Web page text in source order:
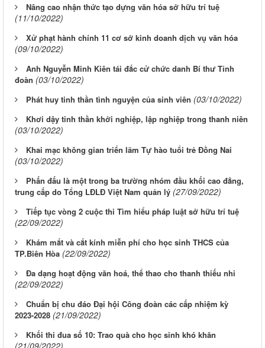
Nâng cao nhận thức tạo dựng văn hóa sở hữu trí tuệ
(11/10/2022)
Xử phạt hành chính 11 cơ sở kinh doanh dịch vụ văn hóa
(09/10/2022)
Anh Nguyễn Minh Kiên tái đắc cử chức danh Bí thư Tỉnh
đoàn (03/10/2022)
Phát huy tinh thần tình nguyện của sinh viên (03/10/2022)
Khơi dậy tinh thần khởi nghiệp, lập nghiệp trong thanh niên
(03/10/2022)
Khai mạc không gian triển lãm Tự hào tuổi trẻ Đồng Nai
(03/10/2022)
Phấn đấu là một trong ba trường nhóm đầu khối cao đẳng,
trung cấp do Tổng LĐLĐ Việt Nam quản lý (27/09/2022)
Tiếp tục vòng 2 cuộc thi Tìm hiểu pháp luật sở hữu trí tuệ
(22/09/2022)
Khám mắt và cắt kính miễn phí cho học sinh THCS của
TP.Biên Hòa (22/09/2022)
Đa dạng hoạt động văn hoá, thể thao cho thanh thiếu nhi
(22/09/2022)
Chuẩn bị chu đáo Đại hội Công đoàn các cấp nhiệm kỳ
2023-2028 (21/09/2022)
Khối thi đua số 10: Trao quà cho học sinh khó khăn